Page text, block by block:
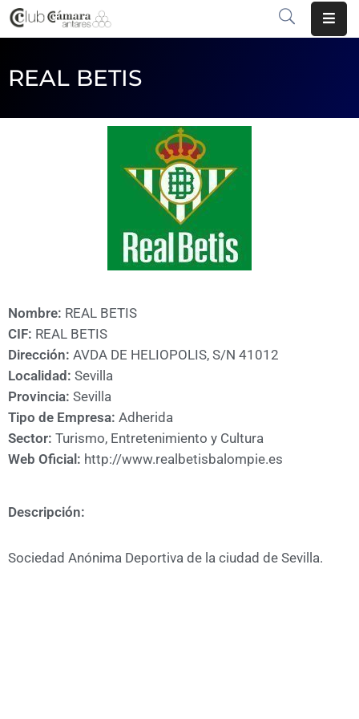
INICIO
COMUNICACIÓN
EMPRESAS
VOLVER
A
CÁMARA
REAL BETIS
Nombre: REAL BETIS
CIF: REAL BETIS
Dirección: AVDA DE HELIOPOLIS, S/N 41012
Localidad: Sevilla
Provincia: Sevilla
Tipo de Empresa: Adherida
Sector: Turismo, Entretenimiento y Cultura
Web Oficial: http://www.realbetisbalompie.es
Descripción:
Sociedad Anónima Deportiva de la ciudad de Sevilla.